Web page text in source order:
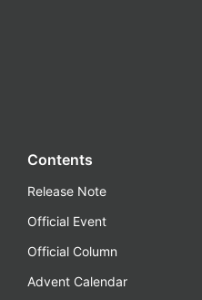
Contents
Release Note
Official Event
Official Column
Advent Calendar